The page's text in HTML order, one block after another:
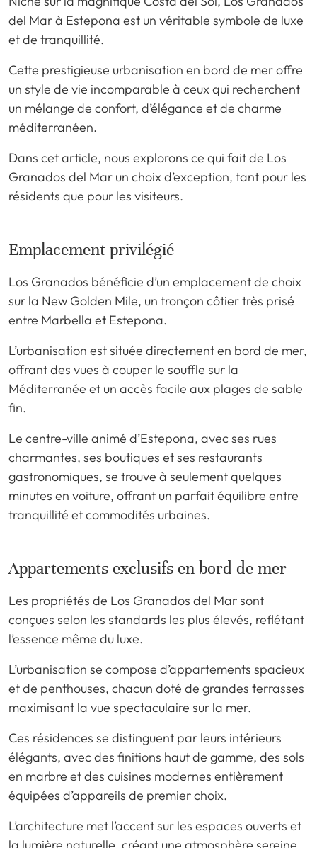
del Mar à Estepona est un véritable symbole de luxe
et de tranquillité.
Cette prestigieuse urbanisation en bord de mer offre
un style de vie incomparable à ceux qui recherchent
un mélange de confort, d’élégance et de charme
méditerranéen.
Dans cet article, nous explorons ce qui fait de Los
Granados del Mar un choix d’exception, tant pour les
résidents que pour les visiteurs.
Emplacement privilégié
Los Granados bénéficie d’un emplacement de choix
sur la New Golden Mile, un tronçon côtier très prisé
entre Marbella et Estepona.
L’urbanisation est située directement en bord de mer,
offrant des vues à couper le souffle sur la
Méditerranée et un accès facile aux plages de sable
fin.
Le centre-ville animé d’Estepona, avec ses rues
charmantes, ses boutiques et ses restaurants
gastronomiques, se trouve à seulement quelques
minutes en voiture, offrant un parfait équilibre entre
tranquillité et commodités urbaines.
Appartements exclusifs en bord de mer
Les propriétés de Los Granados del Mar sont
conçues selon les standards les plus élevés, reflétant
l’essence même du luxe.
L’urbanisation se compose d’appartements spacieux
et de penthouses, chacun doté de grandes terrasses
maximisant la vue spectaculaire sur la mer.
Ces résidences se distinguent par leurs intérieurs
élégants, avec des finitions haut de gamme, des sols
en marbre et des cuisines modernes entièrement
équipées d’appareils de premier choix.
L’architecture met l’accent sur les espaces ouverts et